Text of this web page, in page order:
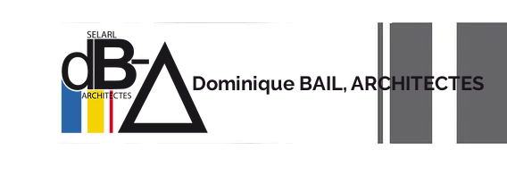
Dominique BAIL, ARCHITECTES